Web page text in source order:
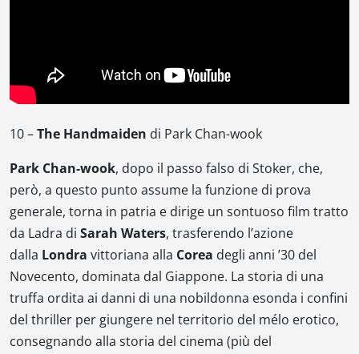
10 –The Handmaiden di Park Chan-wook
Park Chan-wook, dopo il passo falso di Stoker, che,
però, a questo punto assume la funzione di prova
generale, torna in patria e dirige un sontuoso film tratto
da Ladra di Sarah Waters, trasferendo l’azione
dalla Londra vittoriana alla Corea degli anni ’30 del
Novecento, dominata dal Giappone. La storia di una
truffa ordita ai danni di una nobildonna esonda i confini
del thriller per giungere nel territorio del mélo erotico,
consegnando alla storia del cinema (più del